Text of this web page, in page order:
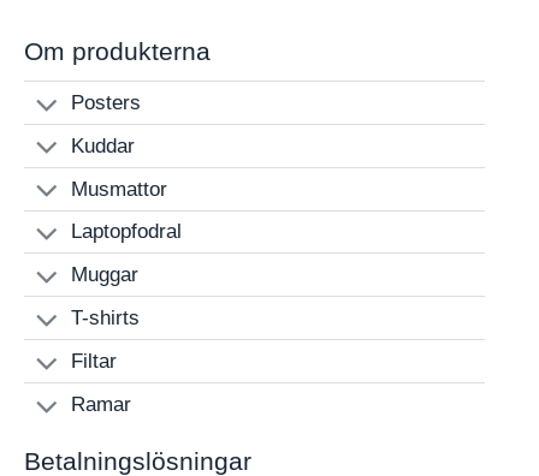
Om produkterna
Posters
Kuddar
Musmattor
Laptopfodral
Muggar
T-shirts
Filtar
Ramar
Betalningslösningar